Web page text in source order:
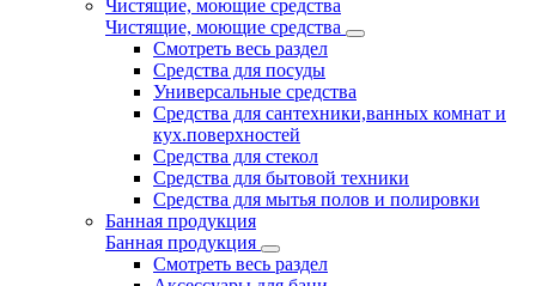
Чистящие, моющие средства
Чистящие, моющие средства
Смотреть весь раздел
Средства для посуды
Универсальные средства
Средства для сантехники,ванных комнат и
кух.поверхностей
Средства для стекол
Средства для бытовой техники
Средства для мытья полов и полировки
Банная продукция
Банная продукция
Смотреть весь раздел